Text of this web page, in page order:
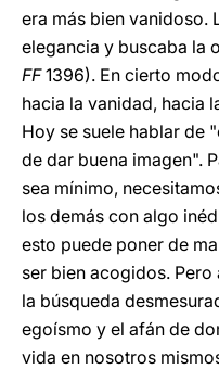
era más bien vanidoso.
elegancia y buscaba la
FF1396). En cierto
hacia la vanidad, hacia
Hoy se suele hablar de
de dar buena imagen".
sea mínimo,
los demás con algo
esto puede poner de
ser bien acogidos.
la búsqueda
egoísmo y el afán de
vida en nosotros